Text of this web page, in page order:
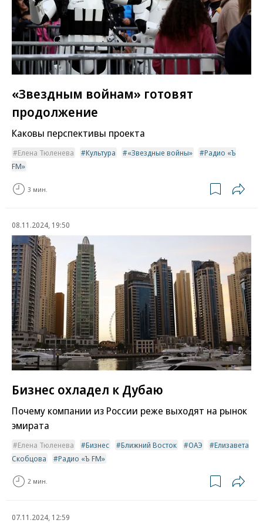
«Звездным войнам» готовят
продолжение
Каковы перспективы проекта
Елена Тюленева Культура «Звездные войны»
Радио «Ъ
FM»
3 мин.
08.11.2024, 19:50
Бизнес охладел к Дубаю
Почему компании из России реже выходят на рынок
эмирата
Елена Тюленева Бизнес Ближний Восток ОАЭ
Елизавета
Скобцова
Радио «Ъ FM»
2 мин.
07.11.2024, 12:59